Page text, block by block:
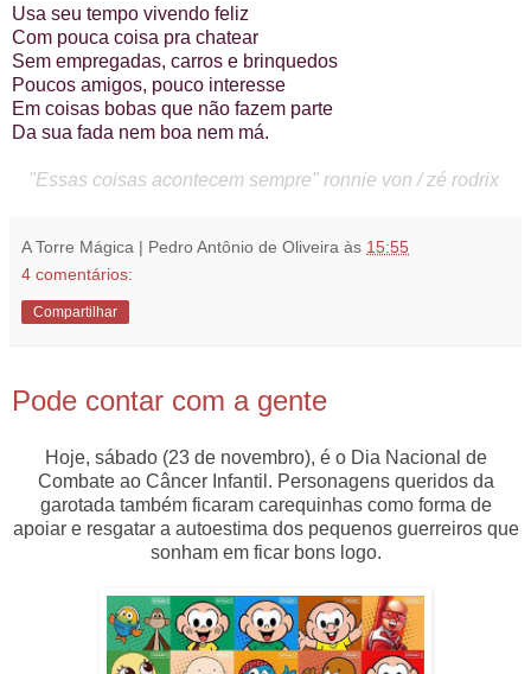
Usa seu tempo vivendo feliz
Com pouca coisa pra chatear
Sem empregadas, carros e brinquedos
Poucos amigos, pouco interesse
Em coisas bobas que não fazem parte
Da sua fada nem boa nem má.
"Essas coisas acontecem sempre" ronnie von / zé rodrix
A Torre Mágica | Pedro Antônio de Oliveira às 15:55
4 comentários:
Compartilhar
Pode contar com a gente
Hoje, sábado (23 de novembro), é o Dia Nacional de
Combate ao Câncer Infantil. Personagens queridos da
garotada também ficaram carequinhas como forma de
apoiar e resgatar a autoestima dos pequenos guerreiros que
sonham em ficar bons logo.